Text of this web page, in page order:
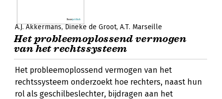
A.J. Akkermans Dineke de Groot A.T. Marseille
Het probleemoplossend vermogen
van het rechtssysteem
Het probleemoplossend vermogen van het
rechtssysteem onderzoekt hoe rechters, naast hun
rol als geschilbeslechter, bijdragen aan het